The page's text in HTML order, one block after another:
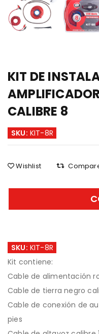
KIT DE
CALIBRE 8
SKU: KIT-8R
Wishlist
SKU: KIT-8R
Kit contiene:
Cable de alimentación
Cable de tierra negro
Cable de conexión de
pies